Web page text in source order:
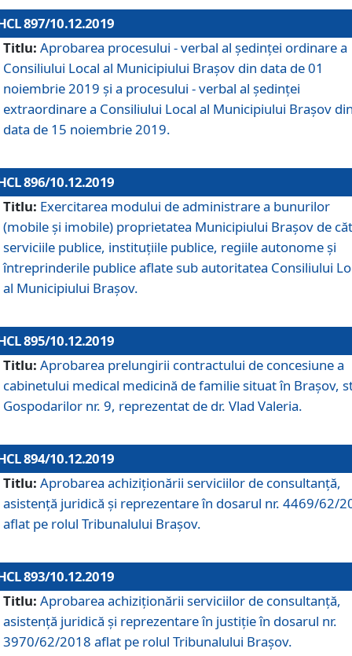
897/10.12.2019
Titlu: Aprobarea procesului - verbal al şedinţei ordinare a
Consiliului Local al Municipiului Brașov din data de 01
noiembrie 2019 și a procesului - verbal al ședinței
extraordinare a Consiliului Local al Municipiului Brașov
data de 15 noiembrie 2019.
896/10.12.2019
Titlu: Exercitarea modului de administrare a bunurilor
(mobile și imobile) proprietatea Municipiului Brașov de
serviciile publice, instituțiile publice, regiile autonome și
întreprinderile publice aflate sub autoritatea Consiliului
al Municipiului Brașov.
895/10.12.2019
Titlu: Aprobarea prelungirii contractului de concesiune a
cabinetului medical medicină de familie situat în Braşov,
Gospodarilor nr. 9, reprezentat de dr. Vlad Valeria.
894/10.12.2019
Titlu: Aprobarea achiziţionării serviciilor de consultanţă,
asistenţă juridică şi reprezentare în dosarul nr. 4469/62/
aflat pe rolul Tribunalului Braşov.
893/10.12.2019
Titlu: Aprobarea achiziţionării serviciilor de consultanţă,
asistenţă juridică şi reprezentare în justiţie în dosarul nr.
3970/62/2018 aflat pe rolul Tribunalului Braşov.